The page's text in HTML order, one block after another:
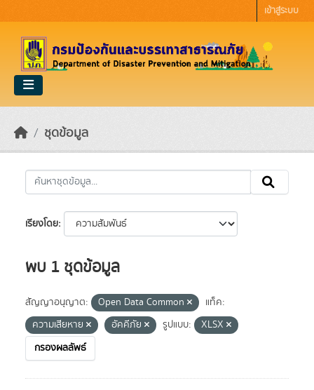
เข้าสู่ระบบ
ชุดข้อมูล
เรียงโดย
พบ 1 ชุดข้อมูล
สัญญาอนุญาต: Open Data Common
แท็ค:
ความเสียหาย
อัคคีภัย รูปแบบ:
XLSX
กรองผลลัพธ์